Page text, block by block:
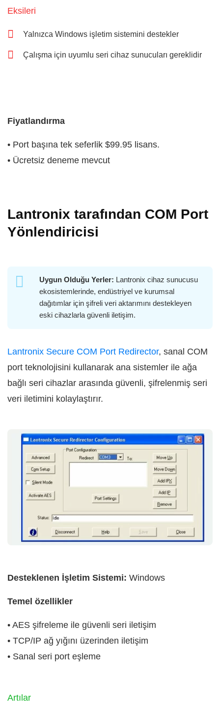
Eksileri
Yalnızca Windows işletim sistemini destekler
Çalışma için uyumlu seri cihaz sunucuları gereklidir
Fiyatlandırma
• Port başına tek seferlik $99.95 lisans.
• Ücretsiz deneme mevcut
Lantronix tarafından COM Port
Yönlendiricisi
Uygun Olduğu Yerler: Lantronix cihaz sunucusu
ekosistemlerinde, endüstriyel ve kurumsal
dağıtımlar için şifreli veri aktarımını destekleyen
eski cihazlarla güvenli iletişim.
Lantronix Secure COM Port Redirector, sanal COM
port teknolojisini kullanarak ana sistemler ile ağa
bağlı seri cihazlar arasında güvenli, şifrelenmiş seri
veri iletimini kolaylaştırır.
Desteklenen İşletim Sistemi: Windows
Temel özellikler
• AES şifreleme ile güvenli seri iletişim
• TCP/IP ağ yığını üzerinden iletişim
• Sanal seri port eşleme
Artılar